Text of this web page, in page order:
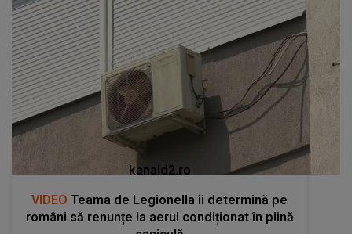
kanald2.ro
VIDEO Teama de Legionella îi determină pe
români să renunțe la aerul condiționat în plină